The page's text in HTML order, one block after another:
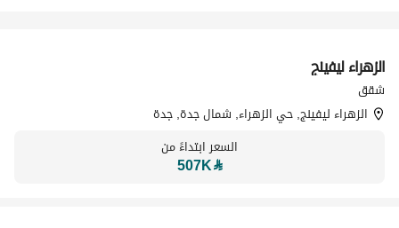
تسويق بواسطة
الزهراء ليفينج
شقق
الزهراء ليفينج, حي الزهراء, شمال جدة, جدة
السعر ابتداءً من
⃁
507K